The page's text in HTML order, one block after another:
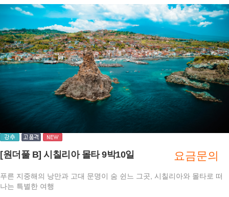
[원더풀 B] 시칠리아 몰타 9박10일
푸른 지중해의 낭만과 고대 문명이 숨 쉰느 그곳, 시칠리아와 몰타로 떠
나는 특별한 여행
요금문의